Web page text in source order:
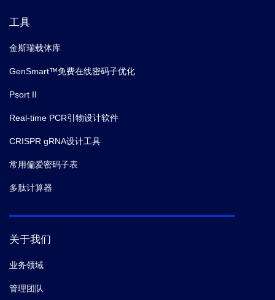
工具
金斯瑞载体库
GenSmart™免费在线密码子优化
Psort II
Real-time PCR引物设计软件
CRISPR gRNA设计工具
常用偏爱密码子表
多肽计算器
关于我们
业务领域
管理团队